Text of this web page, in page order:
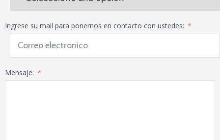
Ingrese su mail para ponernos en contacto con ustedes:
Mensaje: